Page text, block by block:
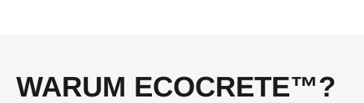
WARUM ECOCRETE™?